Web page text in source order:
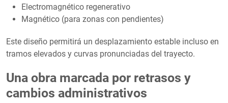
Electromagnético regenerativo
Magnético (para zonas con pendientes)
Este diseño permitirá un desplazamiento estable incluso en
tramos elevados y curvas pronunciadas del trayecto.
Una obra marcada por retrasos y
cambios administrativos